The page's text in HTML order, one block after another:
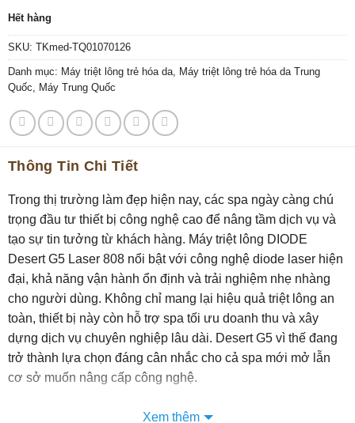
Hết hàng
SKU: TKmed-TQ01070126
Danh mục: Máy triệt lông trẻ hóa da, Máy triệt lông trẻ hóa da Trung
Quốc, Máy Trung Quốc
Thông Tin Chi Tiết
Trong thị trường làm đẹp hiện nay, các spa ngày càng chú
trọng đầu tư thiết bị công nghệ cao để nâng tầm dịch vụ và
tạo sự tin tưởng từ khách hàng. Máy triệt lông DIODE
Desert G5 Laser 808 nổi bật với công nghệ diode laser hiện
đại, khả năng vận hành ổn định và trải nghiệm nhẹ nhàng
cho người dùng. Không chỉ mang lại hiệu quả triệt lông an
toàn, thiết bị này còn hỗ trợ spa tối ưu doanh thu và xây
dựng dịch vụ chuyên nghiệp lâu dài. Desert G5 vì thế đang
trở thành lựa chọn đáng cân nhắc cho cả spa mới mở lẫn
cơ sở muốn nâng cấp công nghệ.
Công nghệ Diode Laser 3 bước sóng
Xem thêm